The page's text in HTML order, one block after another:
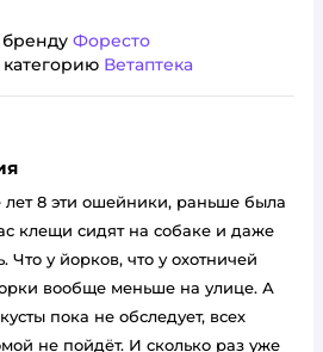
Форесто
Ветаптека
8 эти ошейники, раньше была
клещи сидят на собаке и даже
Что у йорков, что у охотничей
вообще меньше на улице. А
пока не обследует, всех
не пойдёт. И сколько раз уже